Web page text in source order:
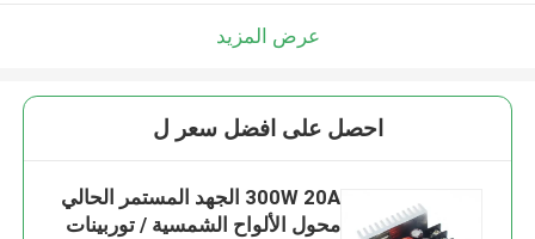
عرض المزيد
احصل على افضل سعر ل
300W 20A الجهد المستمر الحالي
محول الألواح الشمسية / توربينات